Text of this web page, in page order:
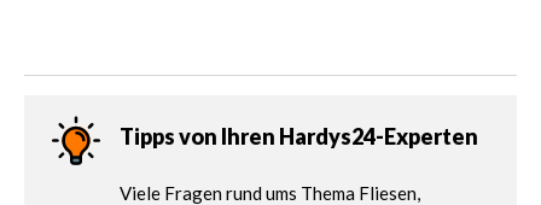
Tipps von Ihren Hardys24-Experten
Viele Fragen rund ums Thema Fliesen,